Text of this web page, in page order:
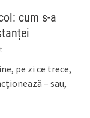
cum s-a
pe zi ce trece,
– sau,